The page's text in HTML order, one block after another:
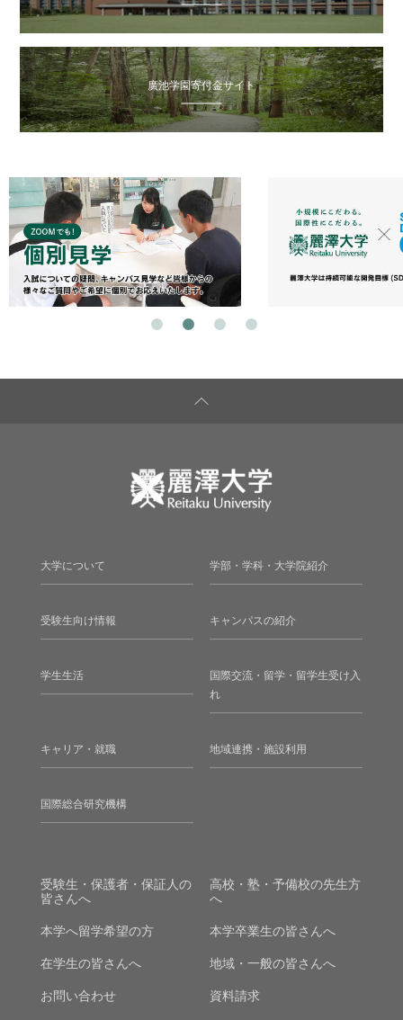
廣池学園寄付金サイト
大学について 学部・学科・大学院紹介
受験生向け情報 キャンパスの紹介
学生生活
国際交流・留学・留学生受け入
れ
キャリア・就職 地域連携・施設利用
国際総合研究機構
受験生・保護者・保証人の
皆さんへ
高校・塾・予備校の先生方
へ
本学へ留学希望の方 本学卒業生の皆さんへ
在学生の皆さんへ 地域・一般の皆さんへ
お問い合わせ 資料請求